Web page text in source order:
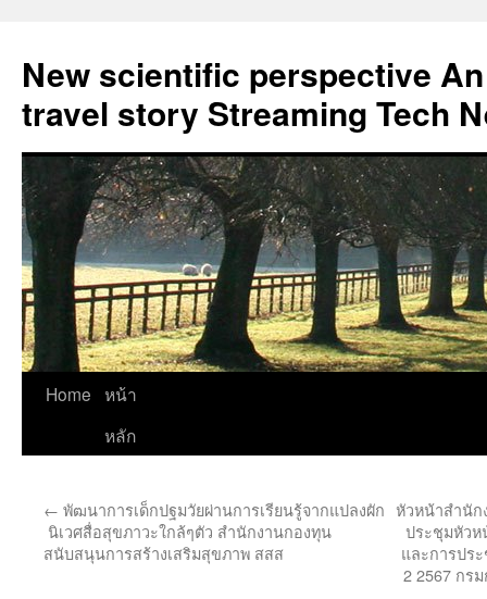
New scientific perspective
travel story Streaming Tech
Skip
Home หน้า
หลัก
← พัฒนาการเด็กปฐมวัยผ่านการเรียนรู้จากแปลงผัก
นิเวศสื่อสุขภาวะใกล้ๆตัว สำนักงานกองทุน
สนับสนุนการสร้างเสริมสุขภาพ สสส
หัวหน้าสำนัก
ประชุมหัวห
และการปร
2 2567 กร